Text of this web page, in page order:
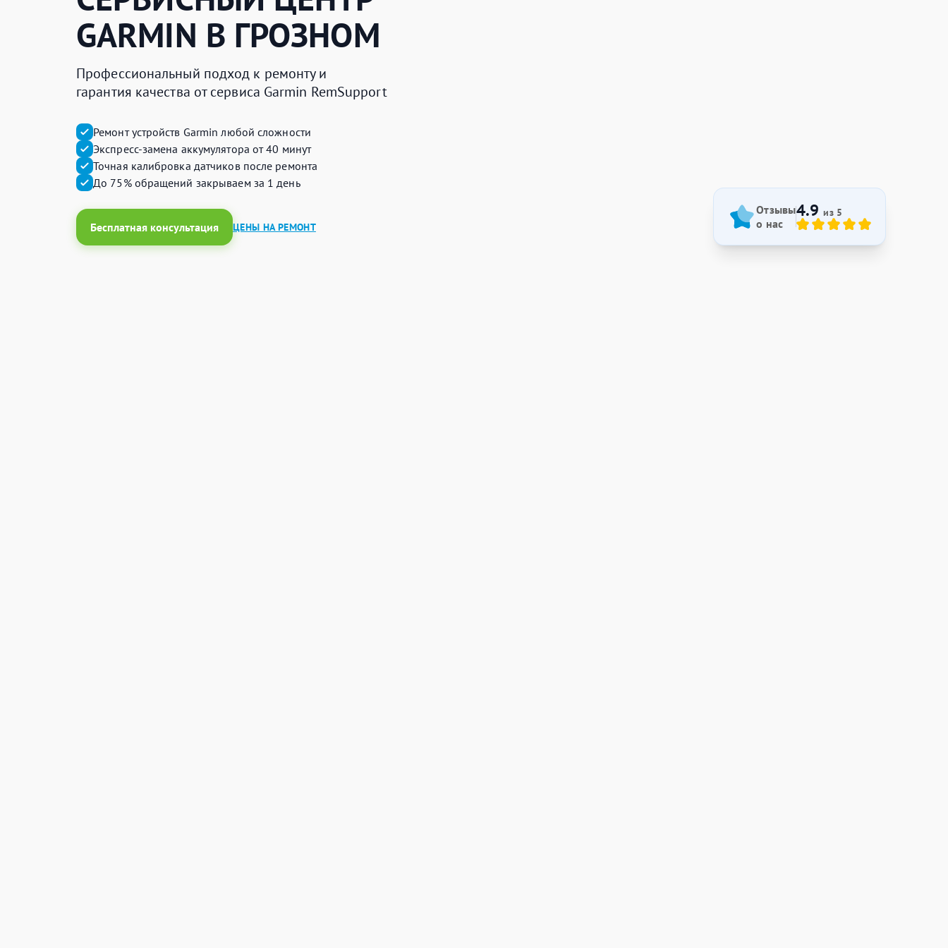
GARMIN В ГРОЗНОМ
Профессиональный подход к ремонту и
гарантия качества от сервиса Garmin RemSupport
Ремонт устройств Garmin любой сложности
Экспресс-замена аккумулятора от 40 минут
Точная калибровка датчиков после ремонта
До 75% обращений закрываем за 1 день
Бесплатная консультация ЦЕНЫ НА РЕМОНТ
Отзывы
о нас
4.9из 5